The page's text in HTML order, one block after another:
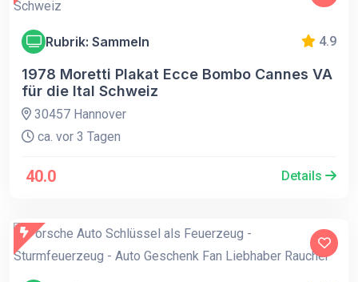
Rubrik: Sammeln 4.9
1978 Moretti Plakat Ecce Bombo Cannes VA
für die Ital Schweiz
30457 Hannover
ca. vor 3 Tagen
40.0 Details